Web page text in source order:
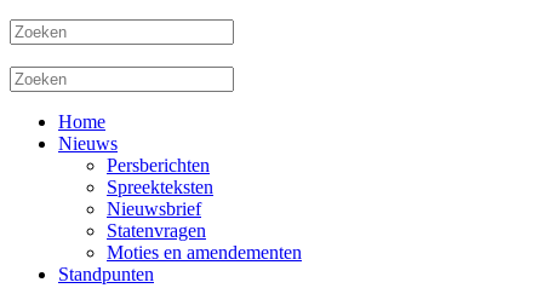
Home
Nieuws
Persberichten
Spreekteksten
Nieuwsbrief
Statenvragen
Moties en amendementen
Standpunten